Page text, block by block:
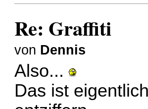
Re: Graffiti
von Dennis
Also...
Das ist